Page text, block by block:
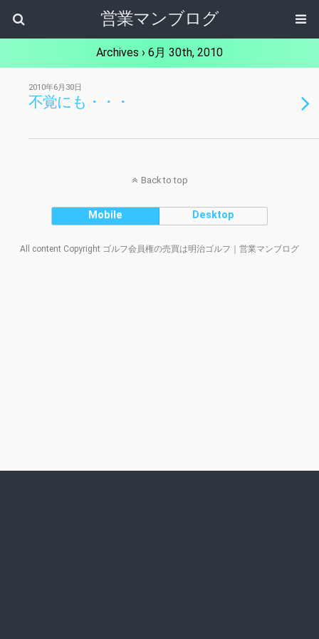
営業マンブログ
Archives › 6月 30th, 2010
2010年6月30日
不覚にも・・・
Back to top
Mobile Desktop
All content Copyright ゴルフ会員権の売買は明治ゴルフ｜営業マンブログ